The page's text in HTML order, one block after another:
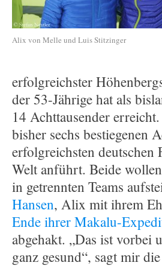
Alix von Melle und Luis Stitzinger
erfolgreichster
der 53-Jährige hat als
14 Achttausender
bisher sechs bestiegenen
erfolgreichsten deutschen
Welt anführt. Beide
in getrennten Teams
Hansen, Alix mit ihrem
Ende ihrer Makalu-
abgehakt. „Das ist vorbei
ganz gesund“, sagt mir